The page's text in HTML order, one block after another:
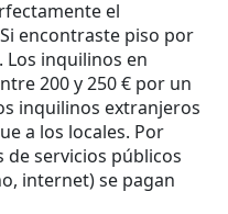
el
encontraste piso por
Los inquilinos en
200 y 250 € por un
inquilinos extranjeros
a los locales. Por
servicios públicos
internet) se pagan